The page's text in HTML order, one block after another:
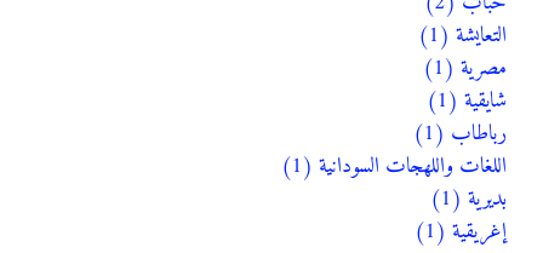
التعايشة (1)
مصرية (1)
شايقية (1)
رباطاب (1)
اللغات واللهجات السودانية (1)
بديرية (1)
إغريقية (1)